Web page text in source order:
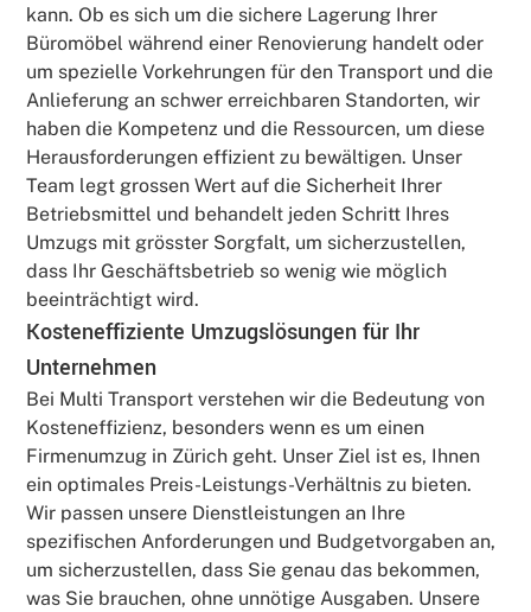
kann. Ob es sich um die sichere Lagerung Ihrer
Büromöbel während einer Renovierung handelt oder
um spezielle Vorkehrungen für den Transport und die
Anlieferung an schwer erreichbaren Standorten, wir
haben die Kompetenz und die Ressourcen, um diese
Herausforderungen effizient zu bewältigen. Unser
Team legt grossen Wert auf die Sicherheit Ihrer
Betriebsmittel und behandelt jeden Schritt Ihres
Umzugs mit grösster Sorgfalt, um sicherzustellen,
dass Ihr Geschäftsbetrieb so wenig wie möglich
beeinträchtigt wird.
Kosteneffiziente Umzugslösungen für Ihr
Unternehmen
Bei Multi Transport verstehen wir die Bedeutung von
Kosteneffizienz, besonders wenn es um einen
Firmenumzug in Zürich geht. Unser Ziel ist es, Ihnen
ein optimales Preis-Leistungs-Verhältnis zu bieten.
Wir passen unsere Dienstleistungen an Ihre
spezifischen Anforderungen und Budgetvorgaben an,
um sicherzustellen, dass Sie genau das bekommen,
was Sie brauchen, ohne unnötige Ausgaben. Unsere